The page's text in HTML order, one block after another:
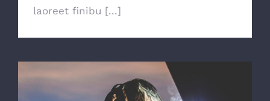
laoreet finibu [...]